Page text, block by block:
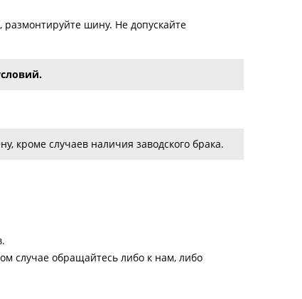
шину. Не допускайте
кроме случаев наличия заводского брака.
случае обращайтесь либо к нам, либо